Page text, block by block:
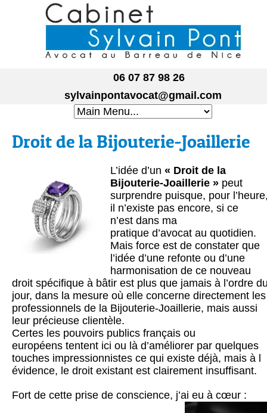
06 07 87 98 26
sylvainpontavocat@gmail.com
Droit de la Bijouterie-Joaillerie
L’idée d’un « Droit de la
Bijouterie-Joaillerie » peut
surprendre puisque, pour
il n’existe pas encore, si ce
n’est dans ma
pratique d’avocat au quotidien.
Mais force est de constater que
l’idée d’une refonte ou d’une
harmonisation de ce nouveau
droit spécifique à bâtir est plus que jamais à l’ordre
jour, dans la mesure où elle concerne directement les
professionnels de la Bijouterie-Joaillerie, mais aussi
leur précieuse clientèle.
Certes les pouvoirs publics français ou
européens tentent ici ou là d’améliorer par quelques
touches impressionnistes ce qui existe déjà, mais à l
évidence, le droit existant est clairement insuffisant.
Fort de cette prise de conscience, j’ai eu à cœur :